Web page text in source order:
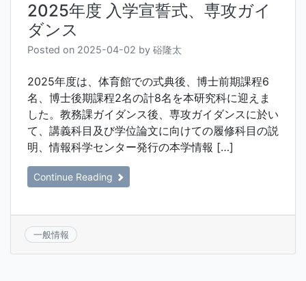
2025年度 入学宣誓式、専攻ガイ
ダンス
Posted on 2025-04-02 by 硲隆太
2025年度は、体育館での式典後、博士前期課程6
名、博士後期課程2名の計8名を本研究科に迎えま
した。教務課ガイダンス後、専攻ガイダンスに於い
て、講義科目及び学位論文に向けての履修科目の説
明、情報科学センター発行の本学情報 […]
Continue Reading
一般情報